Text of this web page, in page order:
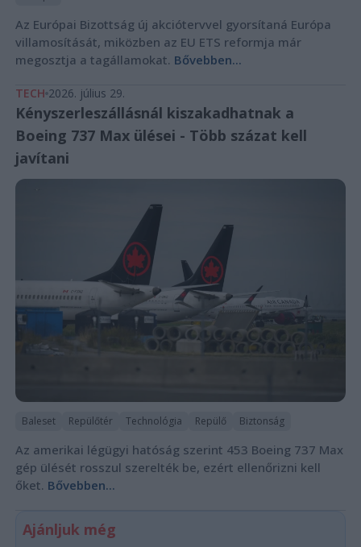
Az Európai Bizottság új akciótervvel gyorsítaná Európa
villamosítását, miközben az EU ETS reformja már
megosztja a tagállamokat. Bővebben...
TECH 2026. július 29.
Kényszerleszállásnál kiszakadhatnak a
Boeing 737 Max ülései - Több százat kell
javítani
Baleset Repülőtér Technológia Repülő Biztonság
Az amerikai légügyi hatóság szerint 453 Boeing 737 Max
gép ülését rosszul szerelték be, ezért ellenőrizni kell
őket. Bővebben...
Ajánljuk még